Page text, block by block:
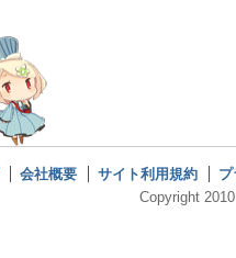
会社概要 サイト利用規約
Copyright